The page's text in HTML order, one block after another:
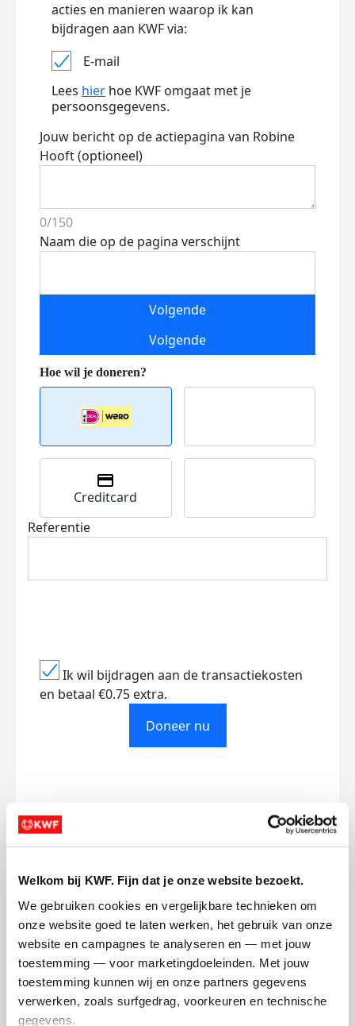
Welkom bij KWF. Fijn dat je onze website bezoekt.
We gebruiken cookies en vergelijkbare technieken om
onze website goed te laten werken, het gebruik van onze
website en campagnes te analyseren en — met jouw
toestemming — voor marketingdoeleinden. Met jouw
toestemming kunnen wij en onze partners gegevens
verwerken, zoals surfgedrag, voorkeuren en technische
gegevens.
acties en manieren waarop ik kan
bijdragen aan KWF via:
E-mail
Lees hier hoe KWF omgaat met je
persoonsgegevens.
Jouw bericht op de actiepagina van Robine
Hooft (optioneel)
0/150
Naam die op de pagina verschijnt
Volgende
Volgende
Creditcard
Referentie
Ik wil bijdragen aan de transactiekosten
en betaal €0.75 extra.
Doneer nu
Opgehaald
€0
Streefbedrag
€500
Doneer
Robine's badges